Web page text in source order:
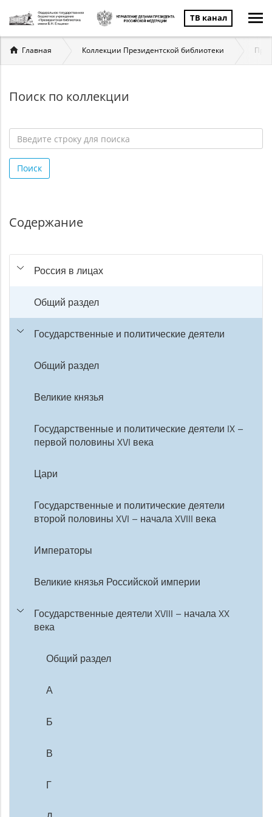
ТВ канал
Вы
здесь
Главная Коллекции Президентской библиотеки
Поиск по коллекции
строку
для
Поиск
Содержание
Россия в лицах
Общий раздел
Государственные и политические деятели
Общий раздел
Великие князья
Государственные и политические деятели IX –
первой половины XVI века
Цари
Государственные и политические деятели
второй половины XVI – начала XVIII века
Императоры
Великие князья Российской империи
Государственные деятели XVIII – начала XX
века
Общий раздел
А
Б
В
Г